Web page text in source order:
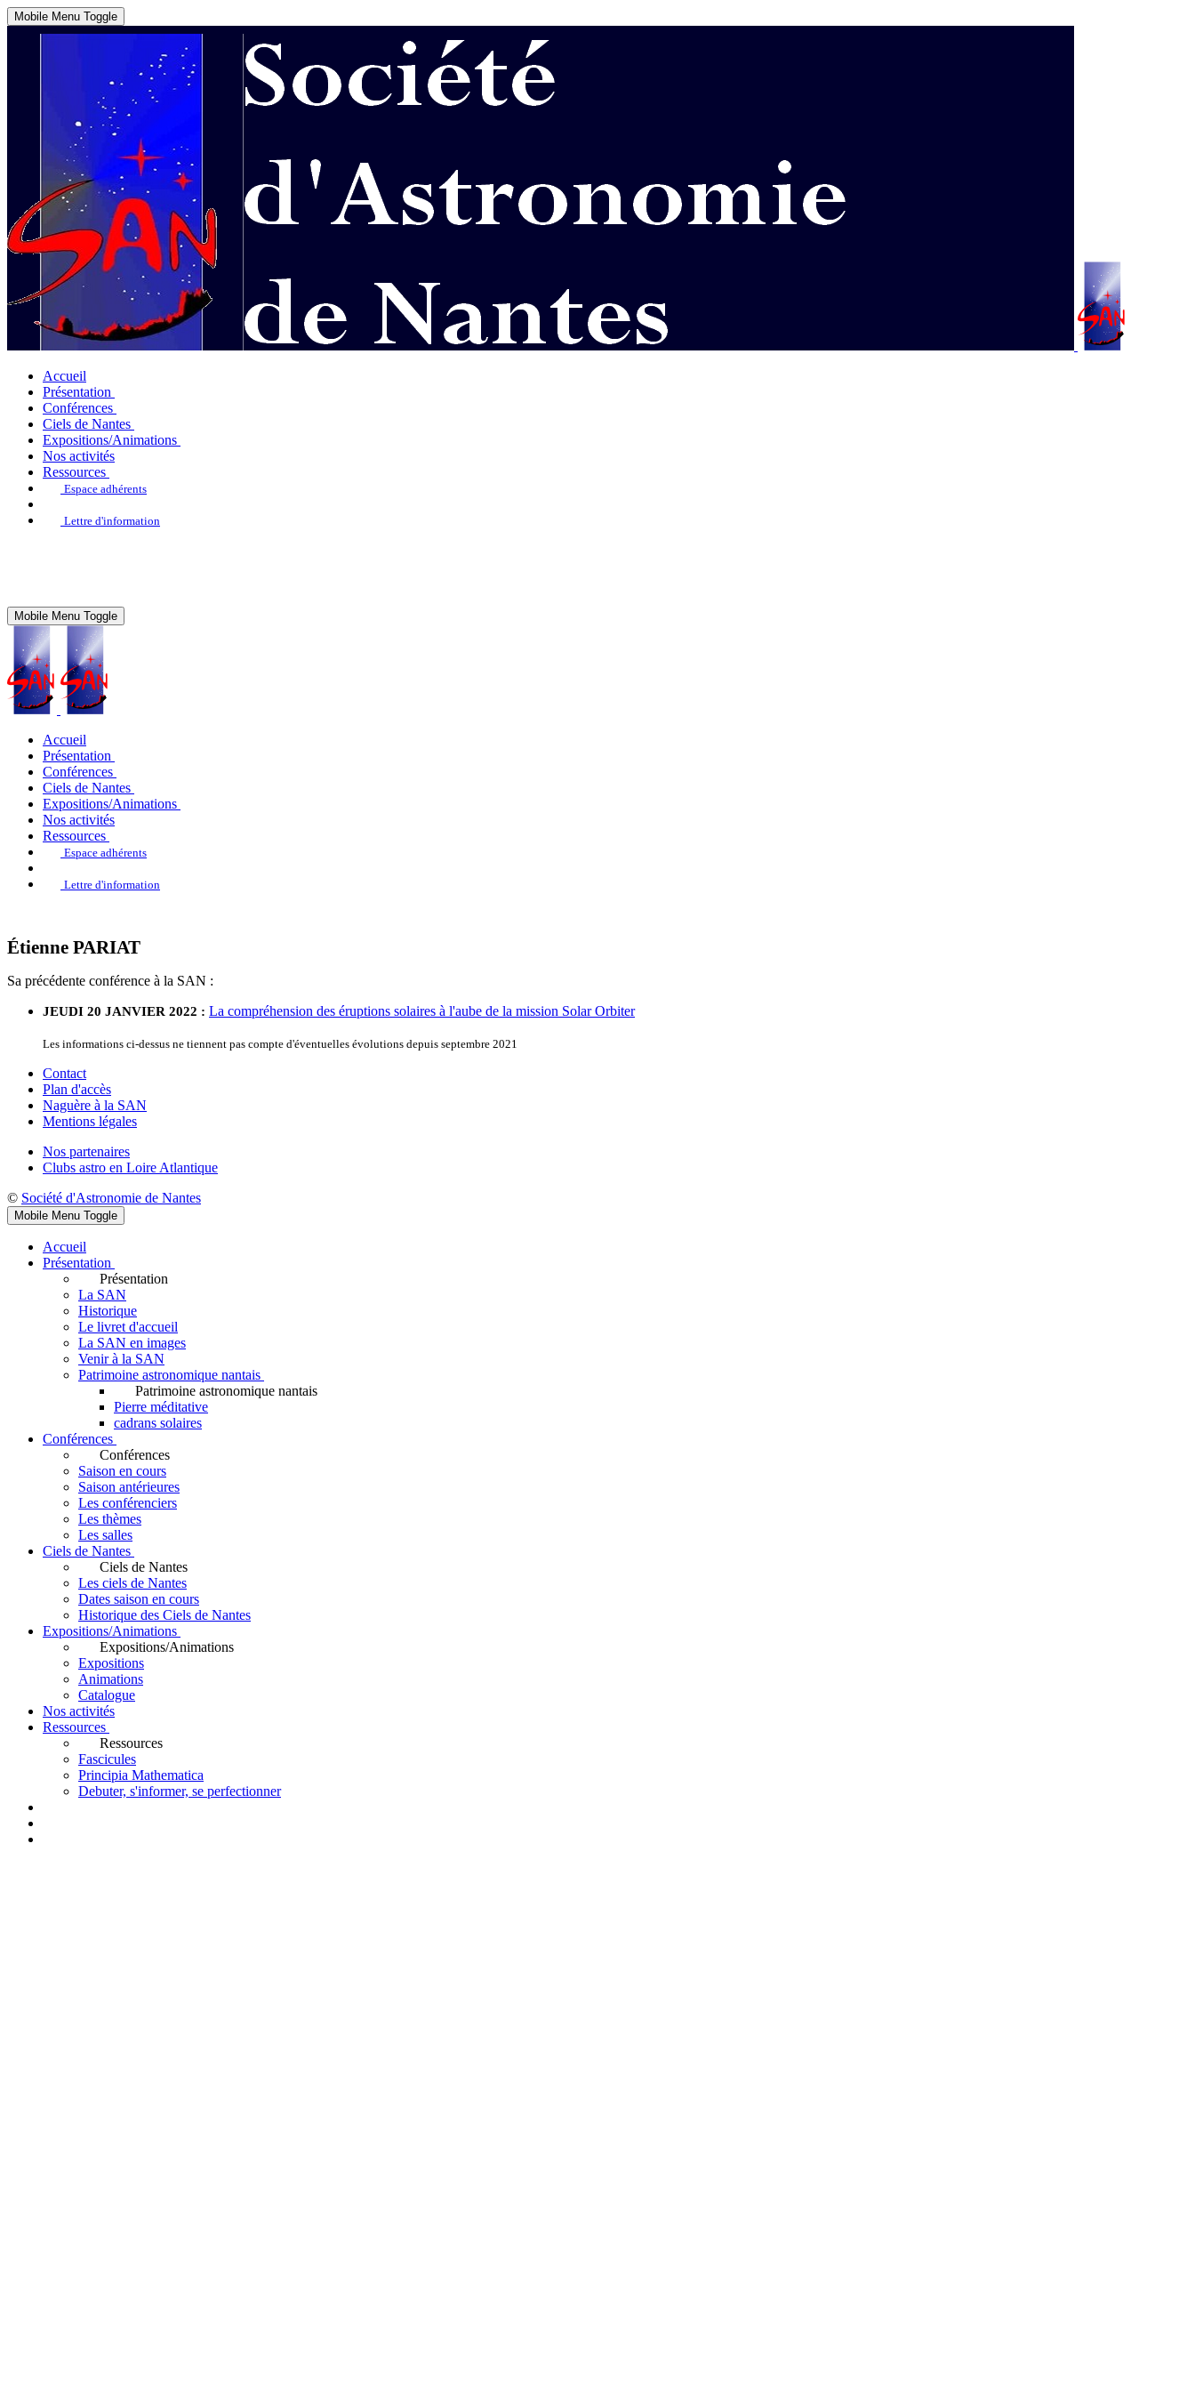
Mobile Menu Toggle
Accueil
Présentation
Conférences
Ciels de Nantes
Expositions/Animations
Nos activités
Ressources
Espace adhérents
Lettre d'information
Mobile Menu Toggle
Accueil
Présentation
Conférences
Ciels de Nantes
Expositions/Animations
Nos activités
Ressources
Espace adhérents
Lettre d'information
Étienne PARIAT
Sa précédente conférence à la SAN :
JEUDI 20 JANVIER 2022 : La compréhension des éruptions solaires à l'aube de la mission Solar Orbiter
Les informations ci-dessus ne tiennent pas compte d'éventuelles évolutions depuis septembre 2021
Contact
Plan d'accès
Naguère à la SAN
Mentions légales
Nos partenaires
Clubs astro en Loire Atlantique
© Société d'Astronomie de Nantes
Mobile Menu Toggle
Accueil
Présentation
Présentation
La SAN
Historique
Le livret d'accueil
La SAN en images
Venir à la SAN
Patrimoine astronomique nantais
Patrimoine astronomique nantais
Pierre méditative
cadrans solaires
Conférences
Conférences
Saison en cours
Saison antérieures
Les conférenciers
Les thèmes
Les salles
Ciels de Nantes
Ciels de Nantes
Les ciels de Nantes
Dates saison en cours
Historique des Ciels de Nantes
Expositions/Animations
Expositions/Animations
Expositions
Animations
Catalogue
Nos activités
Ressources
Ressources
Fascicules
Principia Mathematica
Debuter, s'informer, se perfectionner